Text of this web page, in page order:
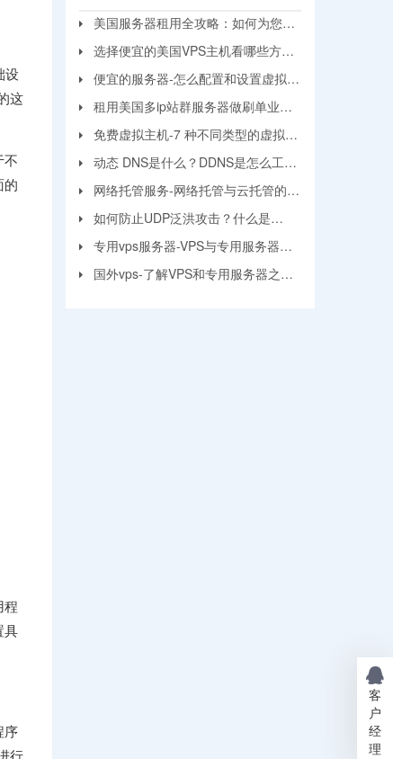
设
这
不
的
程
具
序
美国服务器租用全攻略：如何为您的
业务选择最佳方案？
选择便宜的美国VPS主机看哪些方
面？便宜的服务器-怎么配置和设置虚拟机
服务器？
租用美国多ip站群服务器做刷单业务
要注意的问题
免费虚拟主机-7 种不同类型的虚拟主
机和优缺点
动态 DNS是什么？DDNS是怎么工作
的？网络托管服务-网络托管与云托管的区
别 如何防止UDP泛洪攻击？什么是
UDP?
专用vps服务器-VPS与专用服务器应
该选择哪个？
国外vps-了解VPS和专用服务器之间
客
户
经
理